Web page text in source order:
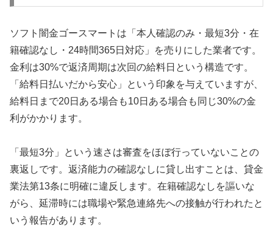
ソフト闇金ゴースマートは「本人確認のみ・最短3分・在
籍確認なし・24時間365日対応」を売りにした業者です。
金利は30%で返済周期は次回の給料日という構造です。
「給料日払いだから安心」という印象を与えていますが、
給料日まで20日ある場合も10日ある場合も同じ30%の金
利がかかります。
「最短3分」という速さは審査をほぼ行っていないことの
裏返しです。返済能力の確認なしに貸し出すことは、貸金
業法第13条に明確に違反します。在籍確認なしを謳いな
がら、延滞時には職場や緊急連絡先への接触が行われたと
いう報告があります。